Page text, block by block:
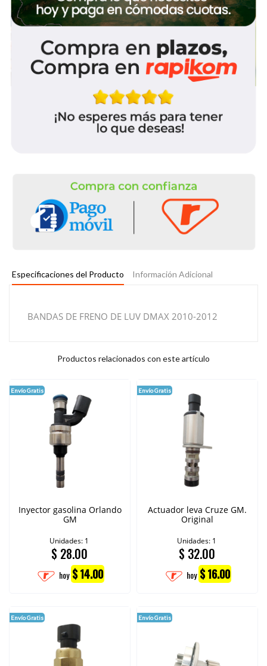
Especificaciones del Producto Información Adicional
BANDAS DE FRENO DE LUV DMAX 2010-2012
Productos relacionados con este artículo
Envío Gratis
Inyector gasolina Orlando
GM
Unidades: 1
$ 28.00
hoy $ 14.00
Envío Gratis
Envío Gratis
Actuador leva Cruze GM.
Original
Unidades: 1
$ 32.00
hoy $ 16.00
Envío Gratis